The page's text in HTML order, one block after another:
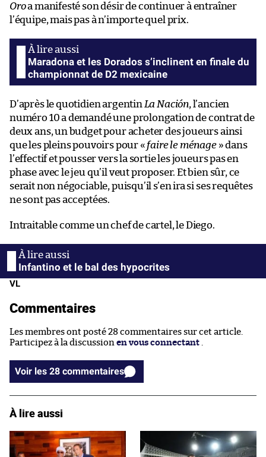
Oroa manifesté son désir de continuer à entraîner
l’équipe, mais pas à n’importe quel prix.
Maradona et les Dorados s’inclinent en finale du
championnat de D2 mexicaine
D’après le quotidien argentin La Nación, l’ancien
numéro 10 a demandé une prolongation de contrat de
deux ans, un budget pour acheter des joueurs ainsi
que les pleins pouvoirs pour « faire le ménage» dans
l’effectif et pousser vers la sortie les joueurs pas en
phase avec le jeu qu’il veut proposer. Et bien sûr, ce
serait non négociable, puisqu’il s’en ira si ses requêtes
ne sont pas acceptées.
Intraitable comme un chef de cartel, le Diego.
Infantino et le bal des hypocrites
VL
Commentaires
Les membres ont posté 28 commentaires sur cet article.
Participez à la discussion en vous connectant
Voir les 28 commentaires
À lire aussi